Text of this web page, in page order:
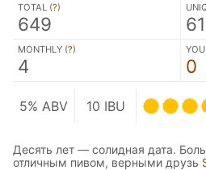
TOTAL (?)
649
MONTHLY (?)
4
YOU
0
5% ABV 10 IBU
Десять лет — солидная дата.
отличным пивом, верными друзь